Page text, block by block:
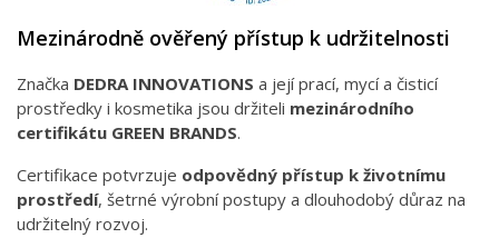
Mezinárodně ověřený přístup k udržitelnosti
Značka DEDRA INNOVATIONS a její prací, mycí a čisticí
prostředky i kosmetika jsou držiteli mezinárodního
certifikátu GREEN BRANDS.
Certifikace potvrzuje odpovědný přístup k životnímu
prostředí, šetrné výrobní postupy a dlouhodobý důraz na
udržitelný rozvoj.